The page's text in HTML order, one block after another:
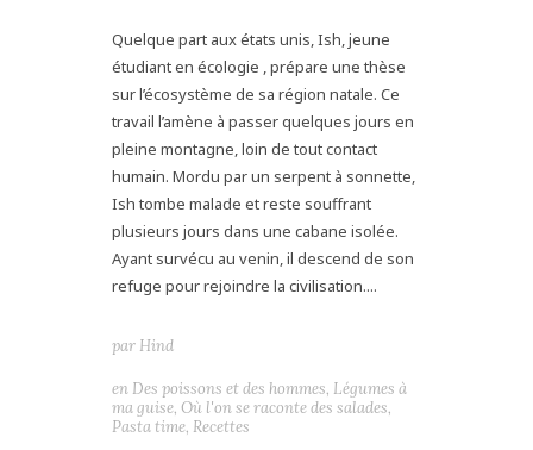
Quelque part aux états unis, Ish, jeune
étudiant en écologie , prépare une thèse
sur l’écosystème de sa région natale. Ce
travail l’amène à passer quelques jours en
pleine montagne, loin de tout contact
humain. Mordu par un serpent à sonnette,
Ish tombe malade et reste souffrant
plusieurs jours dans une cabane isolée.
Ayant survécu au venin, il descend de son
refuge pour rejoindre la civilisation....
par Hind
en Des poissons et des hommes, Légumes à
ma guise, Où l'on se raconte des salades,
Pasta time, Recettes